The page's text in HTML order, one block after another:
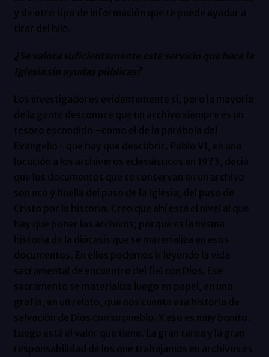
y de otro tipo de información que te puede ayudar a
tirar del hilo.
¿Se valora suficientemente este servicio que hace la
Iglesia sin ayudas públicas?
Los investigadores evidentemente sí, pero la mayoría
de la gente desconoce que un archivo siempre es un
tesoro escondido –como el de la parábola del
Evangelio– que hay que descubrir. Pablo VI, en una
locución a los archiveros eclesiásticos en 1973, decía
que los documentos que se conservan en un archivo
son eco y huella del paso de la Iglesia, del paso de
Cristo por la historia. Creo que ahí está el nivel al que
hay que poner los archivos; porque es la misma
historia de la diócesis que se materializa en esos
documentos. En ellos podemos ir leyendo la vida
sacramental de encuentro del fiel con Dios. Ese
sacramento se materializa luego en papel, en una
grafía, en un relato, que nos cuenta esa historia de
salvación de Dios con su pueblo. Y eso es muy bonito.
Luego está el valor que tiene. La gran tarea y la gran
responsabilidad de los que trabajamos en archivos es